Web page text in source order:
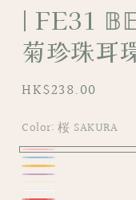
| FE31
菊珍珠耳
Regular
HK$238.00
Color:桜 SAKURA
桜
SAKURA
水
柿
藤
米